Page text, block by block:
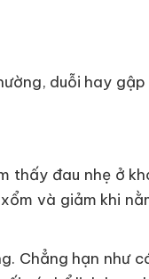
duỗi hay
thấy đau nhẹ ở
và giảm khi
Chẳng hạn như